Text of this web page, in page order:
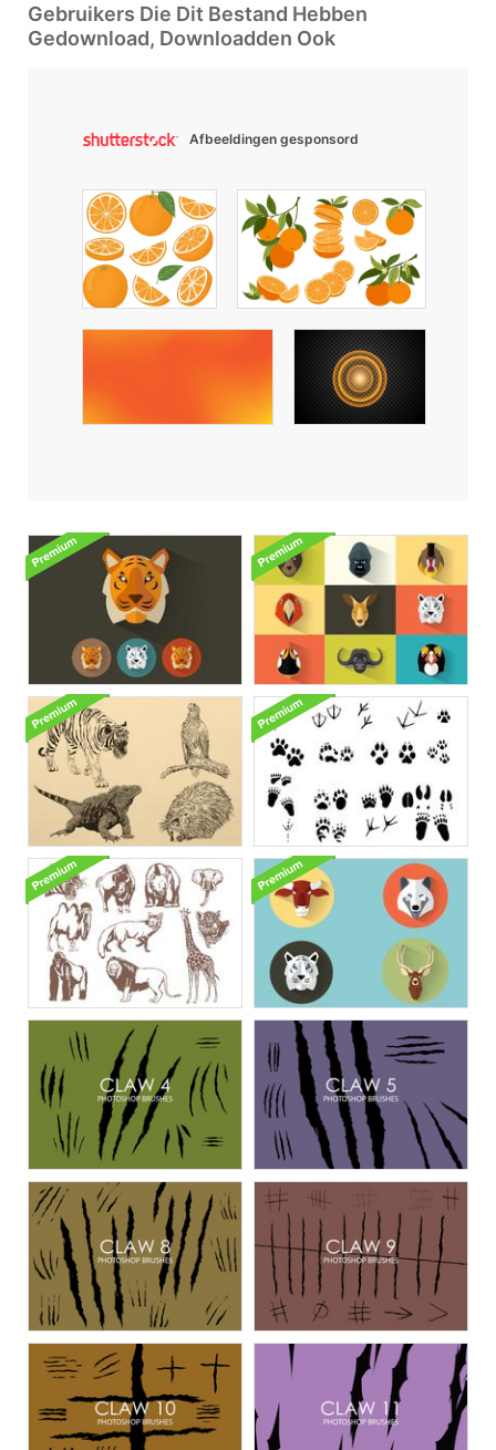
Gebruikers Die Dit Bestand Hebben
Gedownload, Downloadden Ook
Afbeeldingen gesponsord